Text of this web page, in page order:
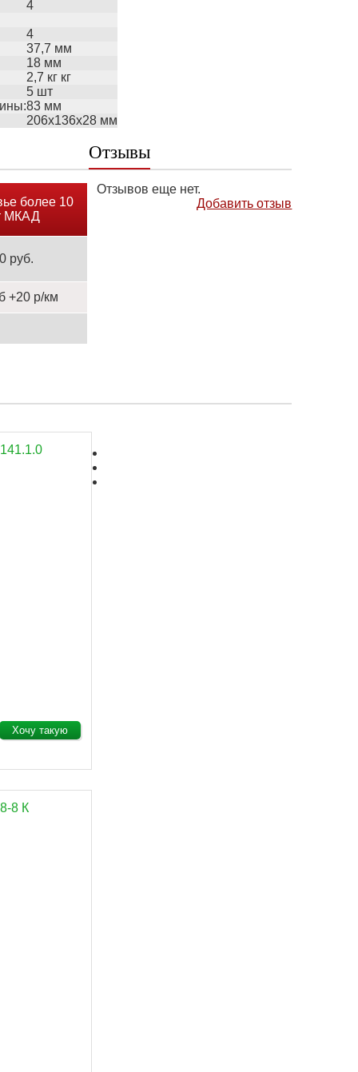
4
4
37,7 мм
18 мм
2,7 кг кг
5 шт
83 мм
206х136х28 мм
более 10
МКАД
руб.
+20 р/км
Отзывы
Отзывов еще нет.
Добавить отзыв
Хочу такую
8 К